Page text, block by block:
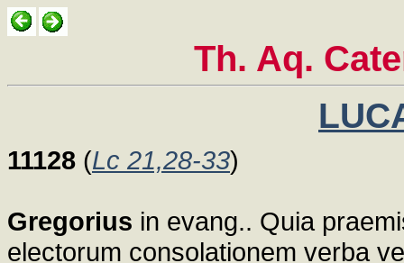
Th. Aq.
11128 (Lc 21,28-33)
Gregorius in evang.. Quia
electorum consolationem verba